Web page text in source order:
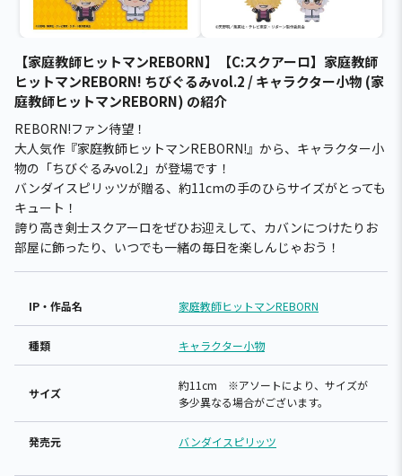
【家庭教師ヒットマンREBORN】【C:スクアーロ】家庭教師
ヒットマンREBORN! ちびぐるみvol.2 / キャラクター小物 (家
庭教師ヒットマンREBORN) の紹介
REBORN!ファン待望！
大人気作『家庭教師ヒットマンREBORN!』から、キャラクター小
物の「ちびぐるみvol.2」が登場です！
バンダイスピリッツが贈る、約11cmの手のひらサイズがとっても
キュート！
誇り高き剣士スクアーロをぜひお迎えして、カバンにつけたりお
部屋に飾ったり、いつでも一緒の毎日を楽しんじゃおう！
IP・作品名 家庭教師ヒットマンREBORN
種類 キャラクター小物
サイズ
約11cm ※アソートにより、サイズが
多少異なる場合がございます。
発売元 バンダイスピリッツ